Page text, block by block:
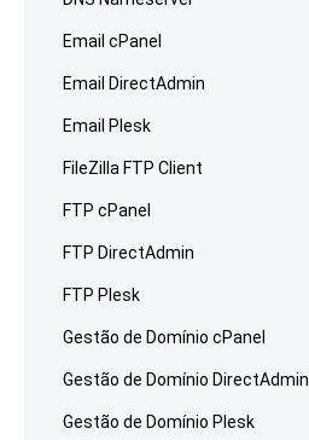
Email cPanel
Email DirectAdmin
Email Plesk
FileZilla FTP Client
FTP cPanel
FTP DirectAdmin
FTP Plesk
Gestão de Domínio cPanel
Gestão de Domínio DirectAdmin
Gestão de Domínio Plesk